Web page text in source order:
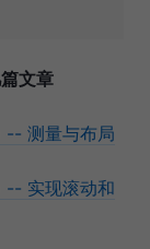
文章
-- 测量与布局
-- 实现滚动和